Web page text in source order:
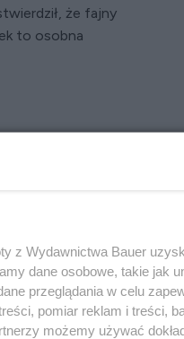
że fajny
to osobna
niż mój ojciec
domator.
że
przypomina
i prace, nigdy
lat pływa
egzotykę
z palca
jak z nut, jest
z Wydawnictwa Bauer
dane osobowe, takie jak
przeglądania w celu
pomiar reklam i treści,
możemy używać